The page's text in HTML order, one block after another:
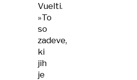
Vuelti.
»To
so
zadeve,
ki
jih
je